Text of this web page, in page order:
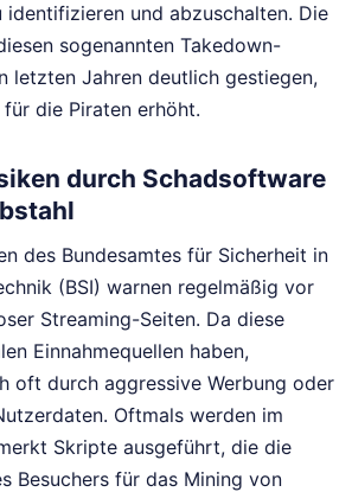
identifizieren und abzuschalten. Die
sogenannten Takedown-
letzten Jahren deutlich gestiegen,
die Piraten erhöht.
durch Schadsoftware
des Bundesamtes für Sicherheit in
(BSI) warnen regelmäßig vor
Streaming-Seiten. Da diese
Einnahmequellen haben,
oft durch aggressive Werbung oder
Oftmals werden im
Skripte ausgeführt, die die
Besuchers für das Mining von